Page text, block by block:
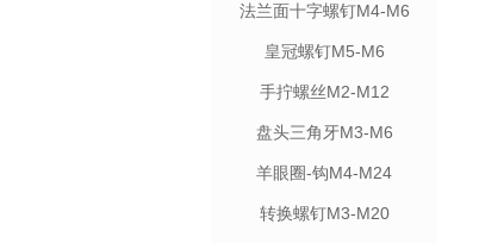
法兰面十字螺钉M4-M6
皇冠螺钉M5-M6
手拧螺丝M2-M12
盘头三角牙M3-M6
羊眼圈-钩M4-M24
转换螺钉M3-M20